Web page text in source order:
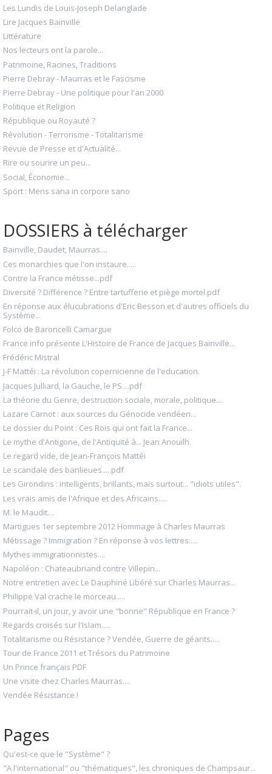
Les Lundis de Louis-Joseph Delanglade
Lire Jacques Bainville
Littérature
Nos lecteurs ont la parole...
Patrimoine, Racines, Traditions
Pierre Debray - Maurras et le Fascisme
Pierre Debray - Une politique pour l'an 2000
Politique et Religion
République ou Royauté ?
Révolution - Terrorisme - Totalitarisme
Revue de Presse et d'Actualité...
Rire ou sourire un peu...
Social, Économie...
Sport : Mens sana in corpore sano
DOSSIERS à télécharger
Bainville, Daudet, Maurras....
Ces monarchies que l'on instaure.....
Contre la France métisse...pdf
Diversité ? Différence ? Entre tartufferie et piège mortel.pdf
En réponse aux élucubrations d'Eric Besson et d'autres officiels du
Système...
Folco de Baroncelli Camargue
France info présente L'Histoire de France de Jacques Bainville...
Frédéric Mistral
J-F Mattéi : La révolution copernicienne de l'education.
Jacques Julliard, la Gauche, le PS....pdf
La théorie du Genre, destruction sociale, morale, politique....
Lazare Carnot : aux sources du Génocide vendéen...
Le dossier du Point : Ces Rois qui ont fait la France...
Le mythe d'Antigone, de l'Antiquité à... Jean Anouilh.
Le regard vide, de Jean-François Mattéi
Le scandale des banlieues.....pdf
Les Girondins : intelligents, brillants, mais surtout... "idiots utiles".
Les vrais amis de l'Afrique et des Africains.....
M. le Maudit....
Martigues 1er septembre 2012 Hommage à Charles Maurras
Métissage ? Immigration ? En réponse à vos lettres.....
Mythes immigrationnistes....
Napoléon : Chateaubriand contre Villepin...
Notre entretien avec Le Dauphiné Libéré sur Charles Maurras...
Philippe Val crache le morceau.....
Pourrait-il, un jour, y avoir une "bonne" République en France ?
Regards croisés sur l'Islam.....
Totalitarisme ou Résistance ? Vendée, Guerre de géants.....
Tour de France 2011 et Trésors du Patrimoine
Un Prince français PDF
Une visite chez Charles Maurras....
Vendée Résistance !
Pages
Qu'est-ce que le "Système" ?
"A l'international" ou "thématiques", les chroniques de Champsaur...